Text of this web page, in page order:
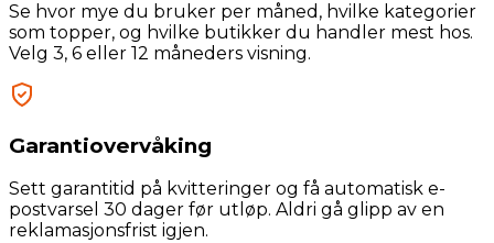
Se hvor mye du bruker per måned, hvilke kategorier
som topper, og hvilke butikker du handler mest hos.
Velg 3, 6 eller 12 måneders visning.
Garantiovervåking
Sett garantitid på kvitteringer og få automatisk e-
postvarsel 30 dager før utløp. Aldri gå glipp av en
reklamasjonsfrist igjen.